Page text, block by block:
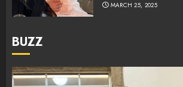
MARCH 25, 2025
BUZZ